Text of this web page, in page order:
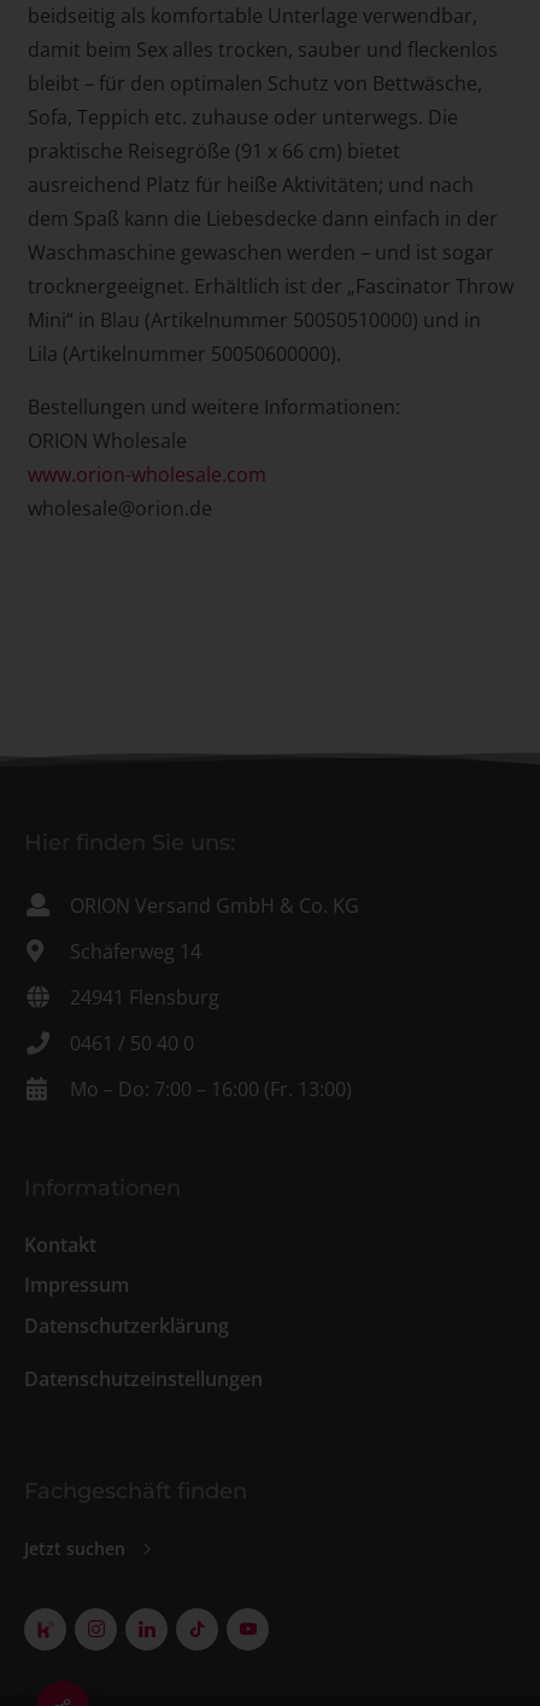
beidseitig als komfortable Unterlage verwendbar,
damit beim Sex alles trocken, sauber und fleckenlos
bleibt – für den optimalen Schutz von Bettwäsche,
Sofa, Teppich etc. zuhause oder unterwegs. Die
praktische Reisegröße (91 x 66 cm) bietet
ausreichend Platz für heiße Aktivitäten; und nach
dem Spaß kann die Liebesdecke dann einfach in der
Waschmaschine gewaschen werden – und ist sogar
trocknergeeignet. Erhältlich ist der „Fascinator Throw
Mini“ in Blau (Artikelnummer 50050510000) und in
Lila (Artikelnummer 50050600000).
Bestellungen und weitere Informationen:
ORION Wholesale
www.orion-wholesale.com
wholesale@orion.de
Hier finden Sie uns:
ORION Versand GmbH & Co. KG
Schäferweg 14
24941 Flensburg
0461 / 50 40 0
Mo – Do: 7:00 – 16:00 (Fr. 13:00)
Informationen
Kontakt
Impressum
Datenschutzerklärung
Datenschutzeinstellungen
Fachgeschäft finden
Jetzt suchen